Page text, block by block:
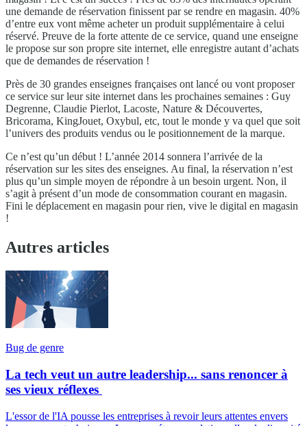
une demande de réservation finissent par se rendre en magasin. 40%
d’entre eux vont même acheter un produit supplémentaire à celui
réservé. Preuve de la forte attente de ce service, quand une enseigne
le propose sur son propre site internet, elle enregistre autant d’achats
que de demandes de réservation !
Près de 30 grandes enseignes françaises ont lancé ou vont proposer
ce service sur leur site internet dans les prochaines semaines : Guy
Degrenne, Claudie Pierlot, Lacoste, Nature & Découvertes,
Bricorama, KingJouet, Oxybul, etc, tout le monde y va quel que soit
l’univers des produits vendus ou le positionnement de la marque.
Ce n’est qu’un début ! L’année 2014 sonnera l’arrivée de la
réservation sur les sites des enseignes. Au final, la réservation n’est
plus qu’un simple moyen de répondre à un besoin urgent. Non, il
s’agit à présent d’un mode de consommation courant en magasin.
Fini le déplacement en magasin pour rien, vive le digital en magasin
!
Autres articles
Bug de genre
La tech veut un autre leadership... sans renoncer à
ses vieux réflexes
L'essor de l'IA pousse les entreprises à revoir leurs attentes envers